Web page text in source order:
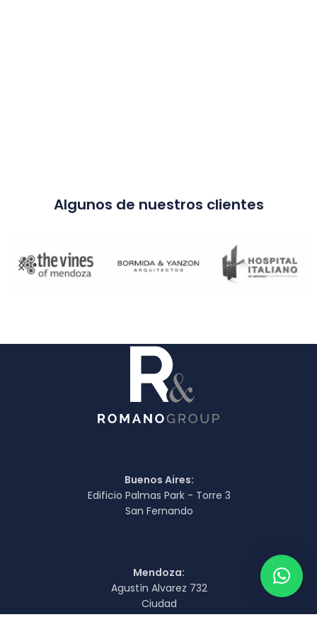
Algunos de nuestros clientes
Buenos Aires:
Edificio Palmas Park - Torre 3
San Fernando
Mendoza:
Agustín Alvarez 732
Ciudad